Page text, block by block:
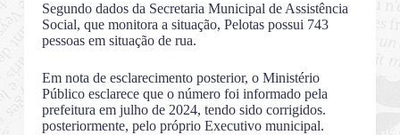
Segundo dados da Secretaria Municipal de Assistência
Social, que monitora a situação, Pelotas possui 743
pessoas em situação de rua.
Em nota de esclarecimento posterior, o Ministério
Público esclarece que o número foi informado pela
prefeitura em julho de 2024, tendo sido corrigidos.
posteriormente, pelo próprio Executivo municipal.